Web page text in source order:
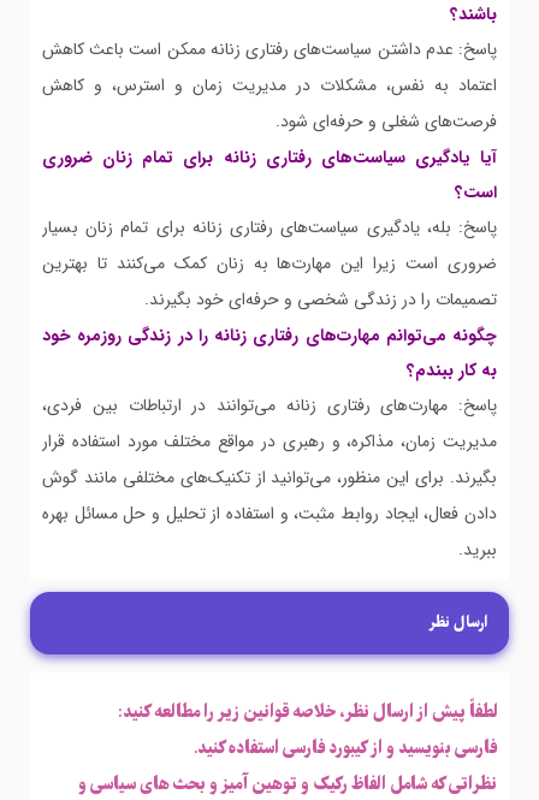
باشند؟
پاسخ: عدم داشتن سیاست‌های رفتاری زنانه ممکن است باعث کاهش
اعتماد به نفس، مشکلات در مدیریت زمان و استرس، و کاهش
فرصت‌های شغلی و حرفه‌ای شود.
آیا یادگیری سیاست‌های رفتاری زنانه برای تمام زنان ضروری
است؟
پاسخ: بله، یادگیری سیاست‌های رفتاری زنانه برای تمام زنان بسیار
ضروری است زیرا این مهارت‌ها به زنان کمک می‌کنند تا بهترین
تصمیمات را در زندگی شخصی و حرفه‌ای خود بگیرند.
چگونه می‌توانم مهارت‌های رفتاری زنانه را در زندگی روزمره خود
به کار ببندم؟
پاسخ: مهارت‌های رفتاری زنانه می‌توانند در ارتباطات بین فردی،
مدیریت زمان، مذاکره، و رهبری در مواقع مختلف مورد استفاده قرار
بگیرند. برای این منظور، می‌توانید از تکنیک‌های مختلفی مانند گوش
دادن فعال، ایجاد روابط مثبت، و استفاده از تحلیل و حل مسائل بهره
ببرید.
ارسال نظر
لطفاً پیش از ارسال نظر، خلاصه قوانین زیر را مطالعه کنید:
فارسی بنویسید و از کیبورد فارسی استفاده کنید.
نظراتی که شامل الفاظ رکیک و توهین آمیز و بحث های سیاسی و